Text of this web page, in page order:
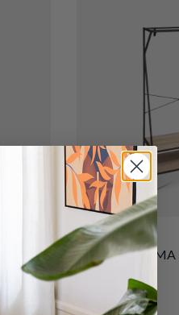
€ 62,20
Kledingrek
Op voorraad